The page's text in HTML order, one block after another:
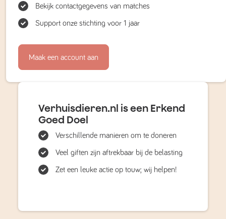
Bekijk contactgegevens van matches
Support onze stichting voor 1 jaar
Maak een account aan
Verhuisdieren.nl is een Erkend
Goed Doel
Verschillende manieren om te doneren
Veel giften zijn aftrekbaar bij de belasting
Zet een leuke actie op touw; wij helpen!